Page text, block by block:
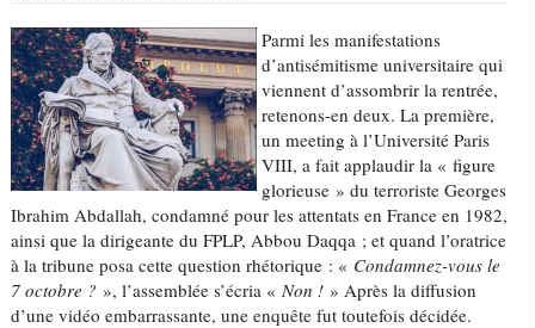
Parmi les manifestations
d’antisémitisme universitaire qui
viennent d’assombrir la rentrée,
retenons-en deux. La première,
un meeting à l’Université Paris
VIII, a fait applaudir la « figure
glorieuse » du terroriste Georges
Ibrahim Abdallah, condamné pour les attentats en France en 1982,
ainsi que la dirigeante du FPLP, Abbou Daqqa ; et quand l’oratrice
à la tribune posa cette question rhétorique : « Condamnez-vous le
7 octobre ? », l’assemblée s’écria «Non ! » Après la diffusion
d’une vidéo embarrassante, une enquête fut toutefois décidée.